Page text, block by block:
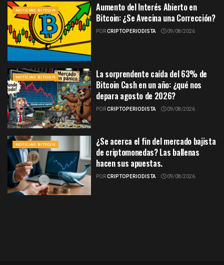
NOTICIAS BITCOIN
Aumento del Interés Abierto en
Bitcoin: ¿Se Avecina una Corrección?
PORCRIPTOPERIODISTA 09/08/2026
NOTICIAS BITCOIN
La sorprendente caída del 63% de
Bitcoin Cash en un año: ¿qué nos
depara agosto de 2026?
PORCRIPTOPERIODISTA 09/08/2026
NOTICIAS BITCOIN
¿Se acerca el fin del mercado bajista
de criptomonedas? Las ballenas
hacen sus apuestas.
PORCRIPTOPERIODISTA 09/08/2026